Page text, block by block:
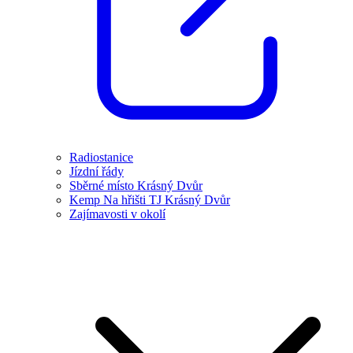
Radiostanice
Jízdní řády
Sběrné místo Krásný Dvůr
Kemp Na hřišti TJ Krásný Dvůr
Zajímavosti v okolí